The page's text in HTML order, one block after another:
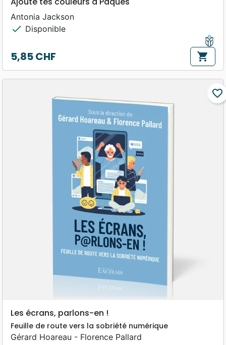
Antonia Jackson
check Disponible
Prix
5,85 CHF shopping_cart
favorite_border
Les écrans, parlons-en !
Feuille de route vers la sobriété numérique
Gérard Hoareau - Florence Pallard